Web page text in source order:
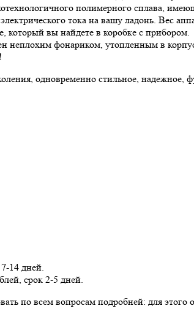
полимерного сплава,
тока на вашу ладонь. Вес
который вы найдете в коробке с прибором.
неплохим фонариком, утопленным в
одновременно стильное,
14 дней.
срок 2-5 дней.
по всем вопросам подробней: для этого